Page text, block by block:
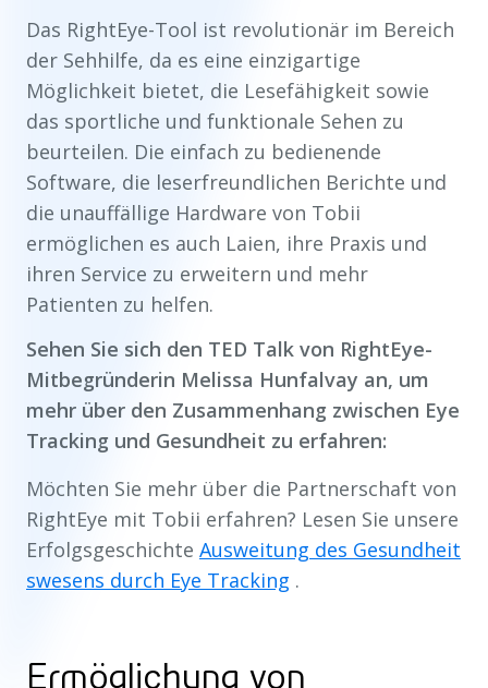
Das RightEye-Tool ist revolutionär im Bereich
der Sehhilfe, da es eine einzigartige
Möglichkeit bietet, die Lesefähigkeit sowie
das sportliche und funktionale Sehen zu
beurteilen. Die einfach zu bedienende
Software, die leserfreundlichen Berichte und
die unauffällige Hardware von Tobii
ermöglichen es auch Laien, ihre Praxis und
ihren Service zu erweitern und mehr
Patienten zu helfen.
Sehen Sie sich den TED Talk von RightEye-
Mitbegründerin Melissa Hunfalvay an, um
mehr über den Zusammenhang zwischen Eye
Tracking und Gesundheit zu erfahren:
Möchten Sie mehr über die Partnerschaft von
RightEye mit Tobii erfahren? Lesen Sie unsere
Erfolgsgeschichte Ausweitung des Gesundheit
swesens durch Eye Tracking .
Ermöglichung von